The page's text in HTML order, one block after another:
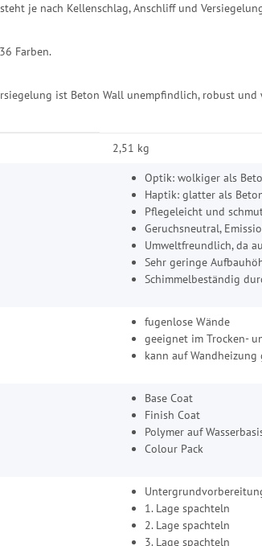
je nach Kellenschlag, Anschliff und
Farben.
ist Beton Wall unempfindlich, robust und
2,51 kg
Optik: wolkiger als
Haptik: glatter als
Pflegeleicht und
Geruchsneutral,
Umweltfreundlich, da
Sehr geringe
Schimmelbeständig
fugenlose Wände
geeignet im Trocken-
kann auf
Base Coat
Finish Coat
Polymer auf
Colour Pack
1. Lage spachteln
2. Lage spachteln
3. Lage spachteln